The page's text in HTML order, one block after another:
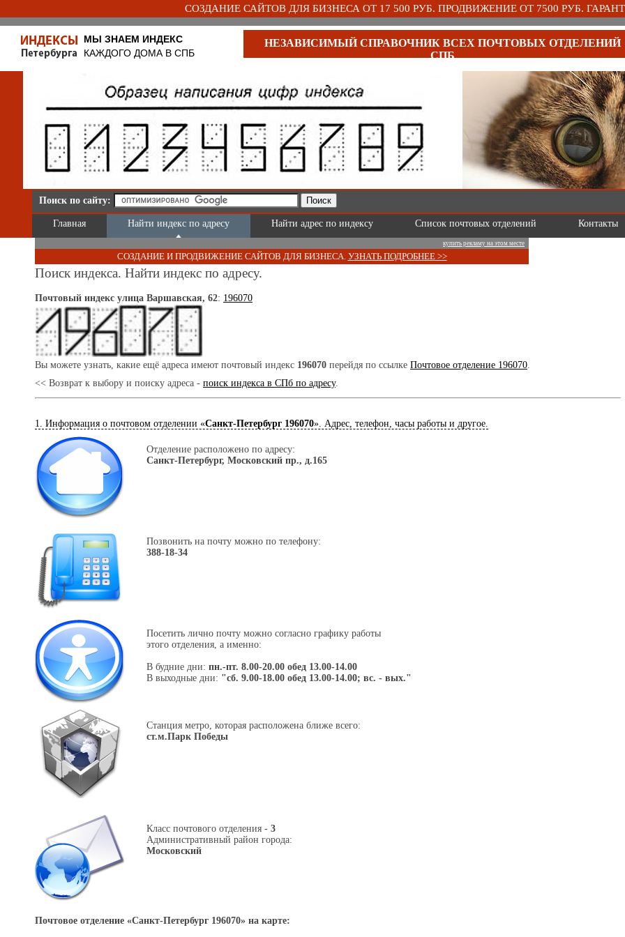
СОЗДАНИЕ САЙТОВ ДЛЯ БИЗНЕСА ОТ 17 500 РУБ. ПРОДВИЖЕНИЕ ОТ 7500 РУБ.
МЫ ЗНАЕМ ИНДЕКС
КАЖДОГО ДОМА В СПБ
НЕЗАВИСИМЫЙ СПРАВОЧНИК ВСЕХ ПОЧТОВЫХ ОТДЕЛЕНИЙ
СПБ
Поиск по сайту:
Главная Найти индекс по адресу Найти адрес по индексу Список почтовых отделений Контакты
купить рекламу на этом месте
СОЗДАНИЕ И ПРОДВИЖЕНИЕ САЙТОВ ДЛЯ БИЗНЕСА. УЗНАТЬ ПОДРОБНЕЕ >>
Поиск индекса. Найти индекс по адресу.
Почтовый индекс улица Варшавская, 62: 196070
Вы можете узнать, какие ещё адреса имеют почтовый индекс 196070 перейдя по ссылке Почтовое отделение 196070
<< Возврат к выбору и поиску адреса - поиск индекса в СПб по адресу.
1. Информация о почтовом отделении «Санкт-Петербург 196070». Адрес, телефон, часы работы и другое.
Отделение расположено по адресу:
Санкт-Петербург, Московский пр., д.165
Позвонить на почту можно по телефону:
388-18-34
Посетить лично почту можно согласно графику работы
этого отделения, а именно:
В будние дни: пн.-пт. 8.00-20.00 обед 13.00-14.00
В выходные дни: "сб. 9.00-18.00 обед 13.00-14.00; вс. - вых."
Станция метро, которая расположена ближе всего:
ст.м.Парк Победы
Класс почтового отделения - 3
Административный район города:
Московский
Почтовое отделение «Санкт-Петербург 196070» на карте: